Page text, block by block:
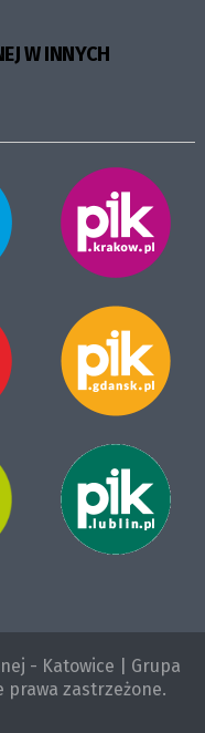
W INNYCH
- Katowice | Grupa
prawa zastrzeżone.